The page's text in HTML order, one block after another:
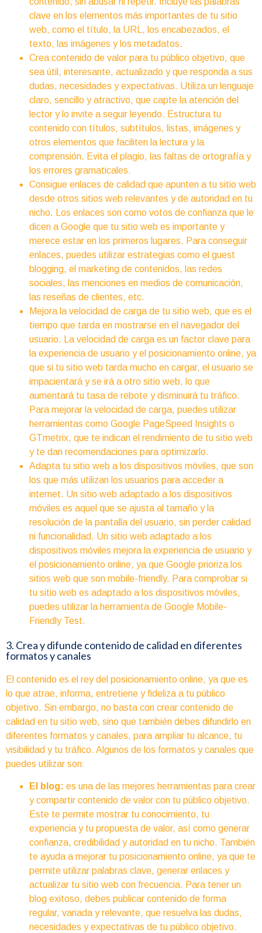
clave en los elementos más importantes de tu sitio
web, como el título, la URL, los encabezados, el
texto, las imágenes y los metadatos.
Crea contenido de valor para tu público objetivo, que
sea útil, interesante, actualizado y que responda a sus
dudas, necesidades y expectativas. Utiliza un lenguaje
claro, sencillo y atractivo, que capte la atención del
lector y lo invite a seguir leyendo. Estructura tu
contenido con títulos, subtítulos, listas, imágenes y
otros elementos que faciliten la lectura y la
comprensión. Evita el plagio, las faltas de ortografía y
los errores gramaticales.
Consigue enlaces de calidad que apunten a tu sitio web
desde otros sitios web relevantes y de autoridad en tu
nicho. Los enlaces son como votos de confianza que le
dicen a Google que tu sitio web es importante y
merece estar en los primeros lugares. Para conseguir
enlaces, puedes utilizar estrategias como el guest
blogging, el marketing de contenidos, las redes
sociales, las menciones en medios de comunicación,
las reseñas de clientes, etc.
Mejora la velocidad de carga de tu sitio web, que es el
tiempo que tarda en mostrarse en el navegador del
usuario. La velocidad de carga es un factor clave para
la experiencia de usuario y el posicionamiento online, ya
que si tu sitio web tarda mucho en cargar, el usuario se
impacientará y se irá a otro sitio web, lo que
aumentará tu tasa de rebote y disminuirá tu tráfico.
Para mejorar la velocidad de carga, puedes utilizar
herramientas como Google PageSpeed Insights o
GTmetrix, que te indican el rendimiento de tu sitio web
y te dan recomendaciones para optimizarlo.
Adapta tu sitio web a los dispositivos móviles, que son
los que más utilizan los usuarios para acceder a
internet. Un sitio web adaptado a los dispositivos
móviles es aquel que se ajusta al tamaño y la
resolución de la pantalla del usuario, sin perder calidad
ni funcionalidad. Un sitio web adaptado a los
dispositivos móviles mejora la experiencia de usuario y
el posicionamiento online, ya que Google prioriza los
sitios web que son mobile-friendly. Para comprobar si
tu sitio web es adaptado a los dispositivos móviles,
puedes utilizar la herramienta de Google Mobile-
Friendly Test.
3. Crea y difunde contenido de calidad en diferentes
formatos y canales
El contenido es el rey del posicionamiento online, ya que es
lo que atrae, informa, entretiene y fideliza a tu público
objetivo. Sin embargo, no basta con crear contenido de
calidad en tu sitio web, sino que también debes difundirlo en
diferentes formatos y canales, para ampliar tu alcance, tu
visibilidad y tu tráfico. Algunos de los formatos y canales que
puedes utilizar son:
El blog: es una de las mejores herramientas para crear
y compartir contenido de valor con tu público objetivo.
Este te permite mostrar tu conocimiento, tu
experiencia y tu propuesta de valor, así como generar
confianza, credibilidad y autoridad en tu nicho. También
te ayuda a mejorar tu posicionamiento online, ya que te
permite utilizar palabras clave, generar enlaces y
actualizar tu sitio web con frecuencia. Para tener un
blog exitoso, debes publicar contenido de forma
regular, variada y relevante, que resuelva las dudas,
necesidades y expectativas de tu público objetivo.